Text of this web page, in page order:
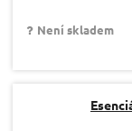
Není skladem